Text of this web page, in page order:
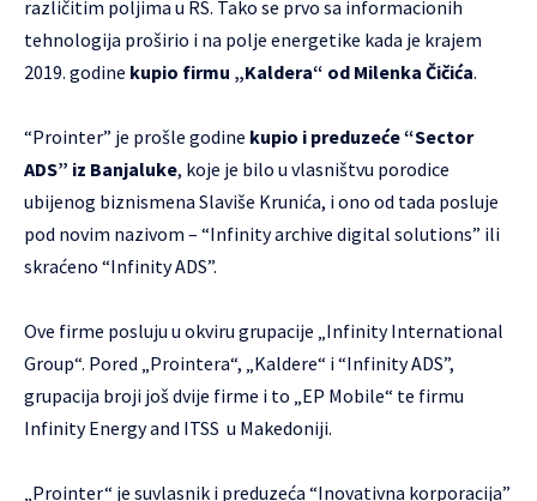
različitim poljima u RS. Tako se prvo sa informacionih
tehnologija proširio i na polje energetike kada je krajem
2019. godine kupio firmu „Kaldera“ od Milenka Čičića.
“Prointer” je prošle godine kupio i preduzeće “Sector
ADS” iz Banjaluke, koje je bilo u vlasništvu porodice
ubijenog biznismena Slaviše Krunića, i ono od tada posluje
pod novim nazivom – “Infinity archive digital solutions” ili
skraćeno “Infinity ADS”.
Ove firme posluju u okviru grupacije „Infinity International
Group“. Pored „Prointera“, „Kaldere“ i “Infinity ADS”,
grupacija broji još dvije firme i to „EP Mobile“ te firmu
Infinity Energy and ITSS u Makedoniji.
„Prointer“ je suvlasnik i preduzeća “Inovativna korporacija”